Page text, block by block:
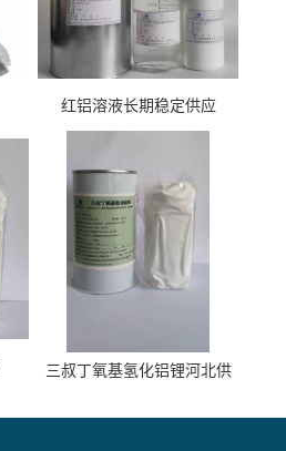
红铝溶液长期稳定供应
三叔丁氧基氢化铝锂河北供